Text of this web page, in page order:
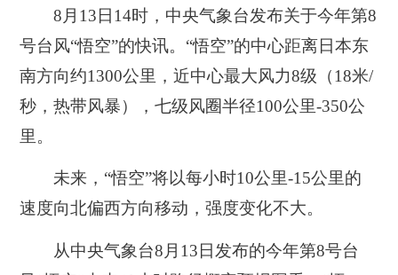
8月13日14时，中央气象台发布关于今年第8
号台风“悟空”的快讯。“悟空”的中心距离日本东
南方向约1300公里，近中心最大风力8级（18米/
秒，热带风暴），七级风圈半径100公里-350公
里。
未来，“悟空”将以每小时10公里-15公里的
速度向北偏西方向移动，强度变化不大。
从中央气象台8月13日发布的今年第8号台